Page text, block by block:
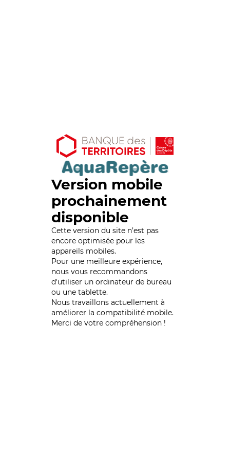
Version mobile
prochainement
disponible
Cette version du site n’est pas
encore optimisée pour les
appareils mobiles.
Pour une meilleure expérience,
nous vous recommandons
d'utiliser un ordinateur de bureau
ou une tablette.
Nous travaillons actuellement à
améliorer la compatibilité mobile.
Merci de votre compréhension !